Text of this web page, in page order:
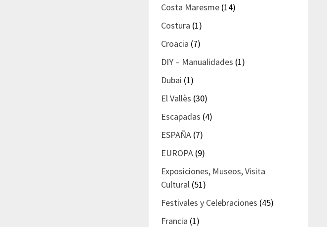
Costa Maresme (14)
Costura (1)
Croacia (7)
DIY – Manualidades (1)
Dubai (1)
El Vallès (30)
Escapadas (4)
ESPAÑA (7)
EUROPA (9)
Exposiciones, Museos, Visita
Cultural (51)
Festivales y Celebraciones (45)
Francia (1)